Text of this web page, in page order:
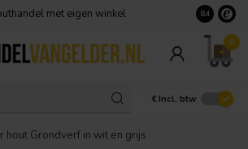
met eigen winkel Geen
8.4
0
€ Incl. btw
hout Grondverf in wit en grijs